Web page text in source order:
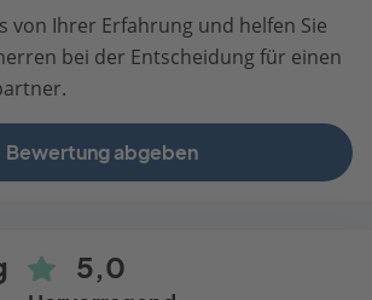
von Ihrer Erfahrung und helfen Sie
bei der Entscheidung für einen
Bewertung abgeben
5,0